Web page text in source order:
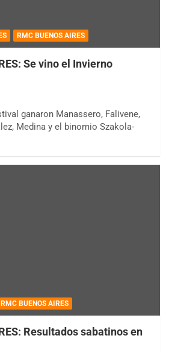
RMC BUENOS AIRES
Se vino el Invierno
ganaron Manassero, Falivene,
Medina y el binomio Szakola-
RMC BUENOS AIRES
Resultados sabatinos en